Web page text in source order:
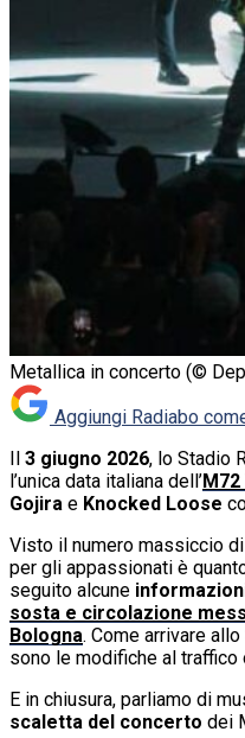
Metallica in concerto (©
Aggiungi Radiabo
Il 3 giugno 2026, lo Stadio
l’unica data italiana dell’
Gojira e Knocked Loose
Visto il numero massiccio
per gli appassionati è
seguito alcune
sosta e circolazione
Bologna. Come arrivare
sono le modifiche al traffico
E in chiusura, parliamo di
scaletta del concerto dei